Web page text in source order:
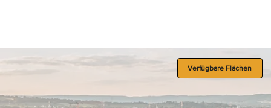
Verfügbare Flächen